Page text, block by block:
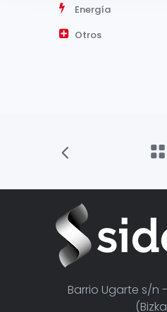
Energía
Otros
Barrio Ugarte s/n